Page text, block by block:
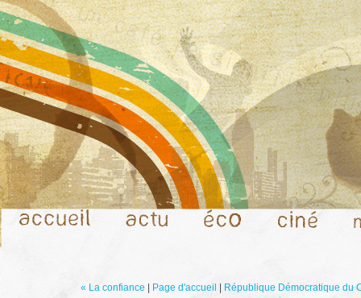
« La confiance Page d'accueil République Démocratique du